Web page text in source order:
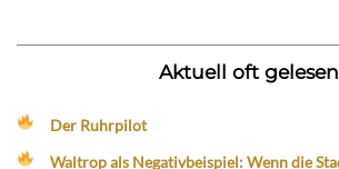
Aktuell oft gelesen
Der Ruhrpilot
Waltrop als Negativbeispiel: Wenn die